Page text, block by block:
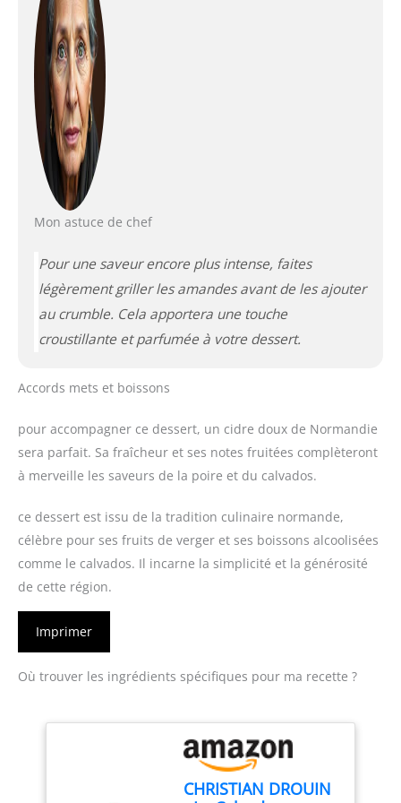
Mon astuce de chef
Pour une saveur encore plus intense, faites
légèrement griller les amandes avant de les ajouter
au crumble. Cela apportera une touche
croustillante et parfumée à votre dessert.
Accords mets et boissons
pour accompagner ce dessert, un cidre doux de Normandie
sera parfait. Sa fraîcheur et ses notes fruitées complèteront
à merveille les saveurs de la poire et du calvados.
ce dessert est issu de la tradition culinaire normande,
célèbre pour ses fruits de verger et ses boissons alcoolisées
comme le calvados. Il incarne la simplicité et la générosité
de cette région.
Imprimer
Où trouver les ingrédients spécifiques pour ma recette ?
CHRISTIAN DROUIN